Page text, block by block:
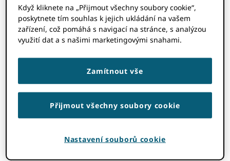
naše plány na podporu ROR v EU ORCID
Registr, takže dnešní příspěvek věnujeme
všem věcem ORCID + ROR.
Is ORCID podílí se na
projektu a správě
ROR?
Jako bývalý ORCID palubní židle Veronique
Když kliknete na „Přijmout všechny soubory cookie“,
poskytnete tím souhlas k jejich ukládání na vašem
zařízení, což pomáhá s navigací na stránce, s analýzou
využití dat a s našimi marketingovými snahami.
Zamítnout vše
Přijmout všechny soubory cookie
Nastavení souborů cookie